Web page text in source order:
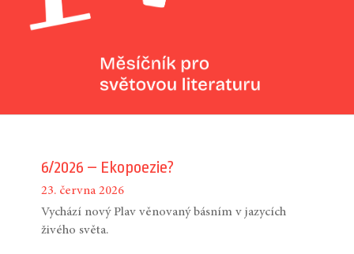
6/2026 – Ekopoezie?
23. června 2026
Vychází nový Plav věnovaný básním v jazycích
živého světa.